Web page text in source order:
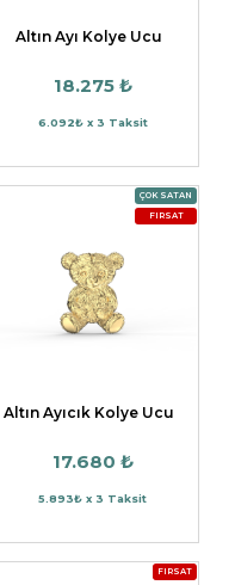
Altın Ayı Kolye Ucu
18.275 ₺
6.092₺ x 3 Taksit
ÇOK SATAN
FIRSAT
Altın Ayıcık Kolye Ucu
17.680 ₺
5.893₺ x 3 Taksit
FIRSAT